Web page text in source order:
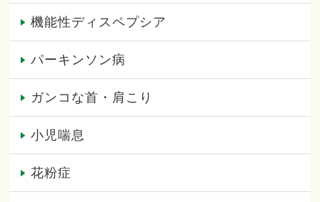
機能性ディスペプシア
パーキンソン病
ガンコな首・肩こり
小児喘息
花粉症